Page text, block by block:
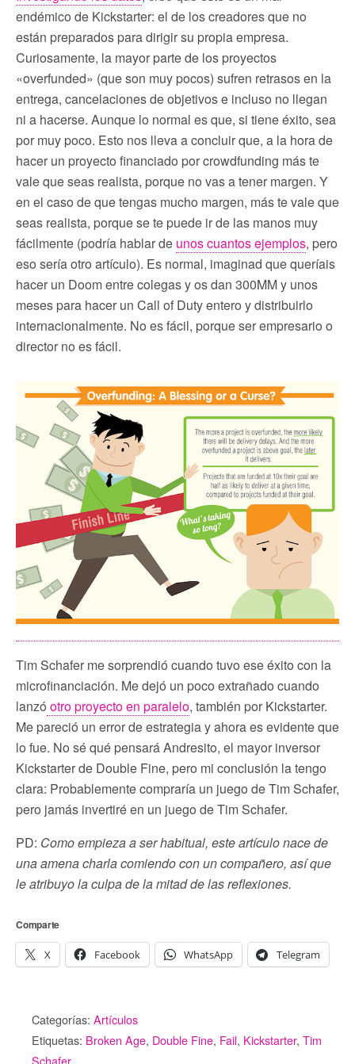
endémico de Kickstarter: el de los creadores que no
están preparados para dirigir su propia empresa.
Curiosamente, la mayor parte de los proyectos
«overfunded» (que son muy pocos) sufren retrasos en la
entrega, cancelaciones de objetivos e incluso no llegan
ni a hacerse. Aunque lo normal es que, si tiene éxito, sea
por muy poco. Esto nos lleva a concluir que, a la hora de
hacer un proyecto financiado por crowdfunding más te
vale que seas realista, porque no vas a tener margen. Y
en el caso de que tengas mucho margen, más te vale que
seas realista, porque se te puede ir de las manos muy
fácilmente (podría hablar de unos cuantos ejemplos, pero
eso sería otro artículo). Es normal, imaginad que queríais
hacer un Doom entre colegas y os dan 300MM y unos
meses para hacer un Call of Duty entero y distribuirlo
internacionalmente. No es fácil, porque ser empresario o
director no es fácil.
Tim Schafer me sorprendió cuando tuvo ese éxito con la
microfinanciación. Me dejó un poco extrañado cuando
lanzó otro proyecto en paralelo, también por Kickstarter.
Me pareció un error de estrategia y ahora es evidente que
lo fue. No sé qué pensará Andresito, el mayor inversor
Kickstarter de Double Fine, pero mi conclusión la tengo
clara: Probablemente compraría un juego de Tim Schafer,
pero jamás invertiré en un juego de Tim Schafer.
PD: Como empieza a ser habitual, este artículo nace de
una amena charla comiendo con un compañero, así que
le atribuyo la culpa de la mitad de las reflexiones.
Comparte
X Facebook WhatsApp Telegram
Categorías: Artículos
Etiquetas: Broken Age, Double Fine, Fail, Kickstarter, Tim
Schafer